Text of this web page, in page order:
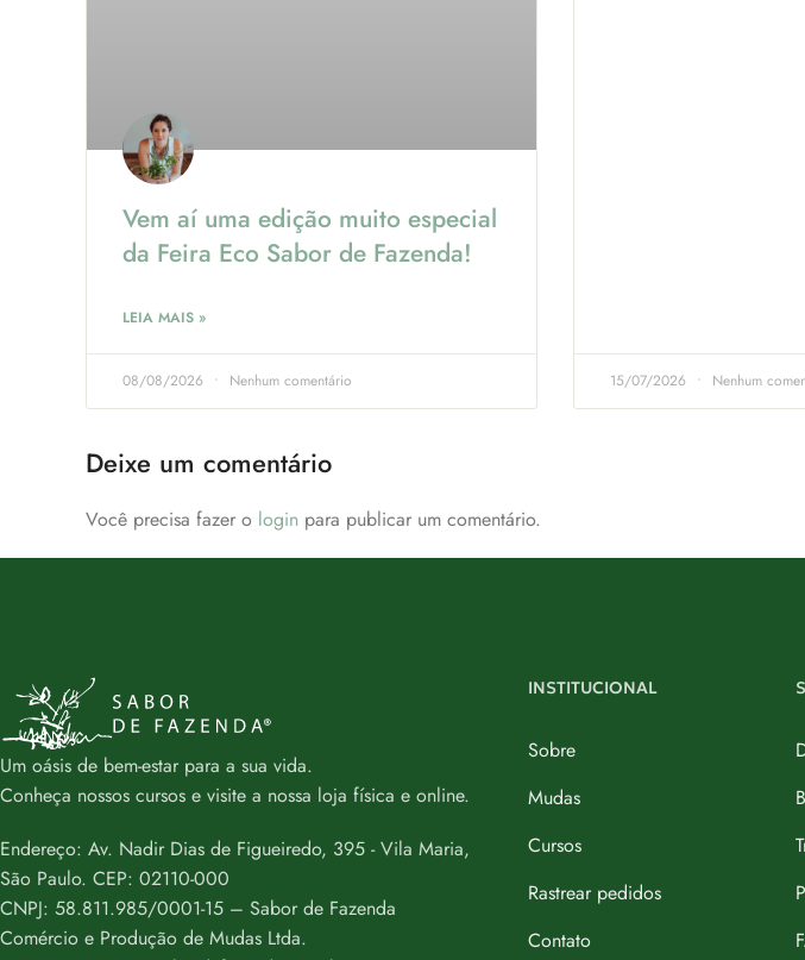
Vem aí uma edição muito especial
da Feira Eco Sabor de Fazenda!
LEIA MAIS »
08/08/2026 Nenhum comentário 15/07/2026 Nenhum
Deixe um comentário
Você precisa fazer o login para publicar um comentário.
Um oásis de bem-estar para a sua vida.
Conheça nossos cursos e visite a nossa loja física e online.
Endereço: Av. Nadir Dias de Figueiredo, 395 - Vila Maria,
São Paulo. CEP: 02110-000
CNPJ: 58.811.985/0001-15 – Sabor de Fazenda
Comércio e Produção de Mudas Ltda.
INSTITUCIONAL
Sobre
Mudas
Cursos
Rastrear pedidos
Contato